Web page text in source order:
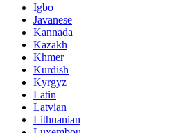
Igbo
Javanese
Kannada
Kazakh
Khmer
Kurdish
Kyrgyz
Latin
Latvian
Lithuanian